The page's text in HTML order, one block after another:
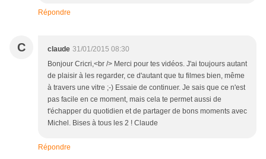
Répondre
C claude 31/01/2015 08:30
Bonjour Cricri,<br /> Merci pour tes vidéos. J'ai toujours autant
de plaisir à les regarder, ce d'autant que tu filmes bien, même
à travers une vitre ;-) Essaie de continuer. Je sais que ce n'est
pas facile en ce moment, mais cela te permet aussi de
t'échapper du quotidien et de partager de bons moments avec
Michel. Bises à tous les 2 ! Claude
Répondre